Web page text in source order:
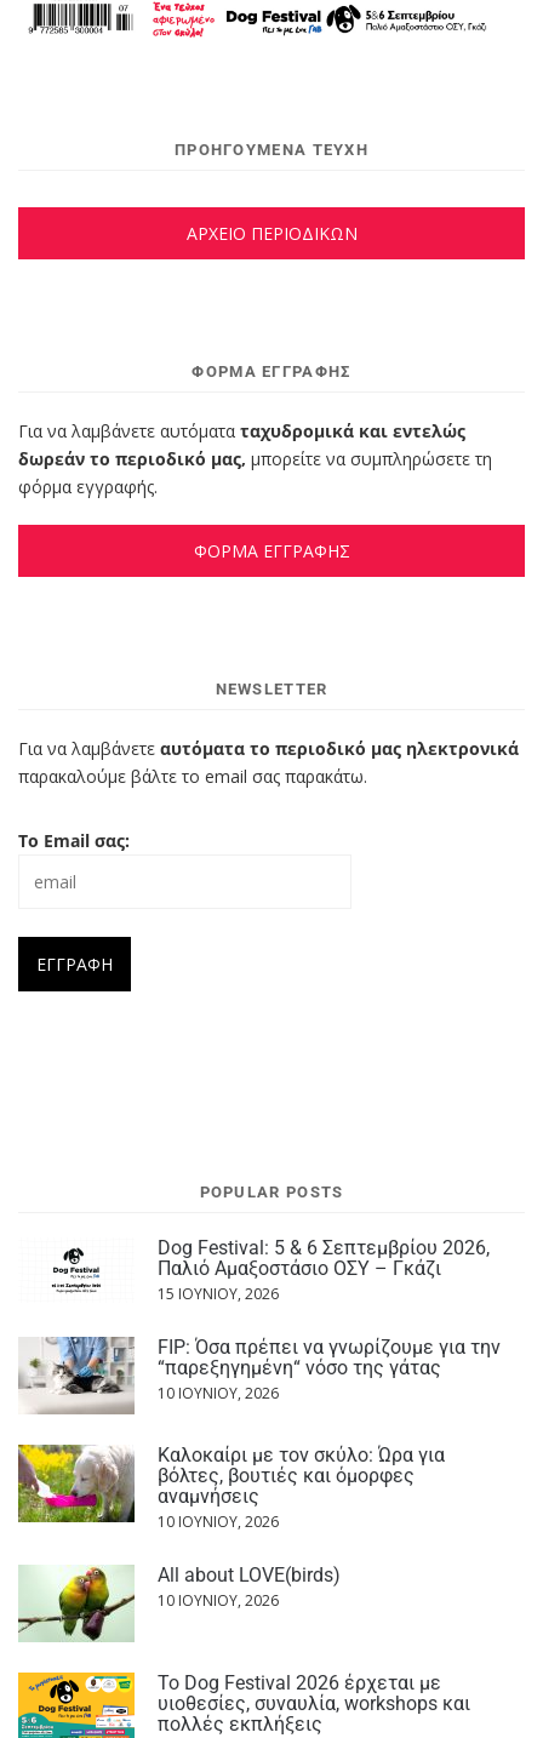
ΠΡΟΗΓΟΥΜΕΝΑ ΤΕΥΧΗ
ΑΡΧΕΙΟ ΠΕΡΙΟΔΙΚΩΝ
ΦΌΡΜΑ ΕΓΓΡΑΦΉΣ
Για να λαμβάνετε αυτόματα ταχυδρομικά και εντελώς
δωρεάν το περιοδικό μας, μπορείτε να συμπληρώσετε τη
φόρμα εγγραφής.
ΦΟΡΜΑ ΕΓΓΡΑΦΗΣ
NEWSLETTER
Για να λαμβάνετε αυτόματα το περιοδικό μας ηλεκτρονικά
παρακαλούμε βάλτε το email σας παρακάτω.
Το Email σας:
POPULAR POSTS
Dog Festival: 5 & 6 Σεπτεμβρίου 2026,
Παλιό Αμαξοστάσιο ΟΣΥ – Γκάζι
15 ΙΟΥΝΊΟΥ, 2026
FIP: Όσα πρέπει να γνωρίζουμε για την
“παρεξηγημένη“ νόσο της γάτας
10 ΙΟΥΝΊΟΥ, 2026
Καλοκαίρι με τον σκύλο: Ώρα για
βόλτες, βουτιές και όμορφες
αναμνήσεις
10 ΙΟΥΝΊΟΥ, 2026
All about LOVE(birds)
10 ΙΟΥΝΊΟΥ, 2026
Το Dog Festival 2026 έρχεται με
υιοθεσίες, συναυλία, workshops και
πολλές εκπλήξεις